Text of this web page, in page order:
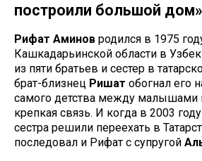
построили большой дом»
Рифат Аминов родился в 1975
Кашкадарьинской области в
из пяти братьев и сестер в
брат-близнец Ришат обогнал его
самого детства между
крепкая связь. И когда в 2003
сестра решили переехать в
последовал и Рифат с супругой